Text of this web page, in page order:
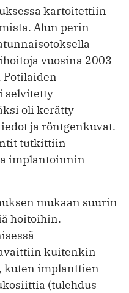
kartoitettiin
Alun perin
vuosina 2003
Potilaiden
selvitetty
oli kerätty
ja röntgenkuvat.
tutkittiin
implantoinnin
mukaan suurin
hoitoihin.
kuitenkin
kuten implanttien
(tulehdus